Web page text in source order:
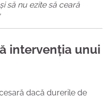
să nu ezite să ceară
intervenția unui
dacă durerile de